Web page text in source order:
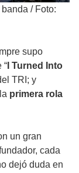
/ Foto:
supo
“ I Turned Into
TRI; y
primera rola
un gran
cada
dejó duda en